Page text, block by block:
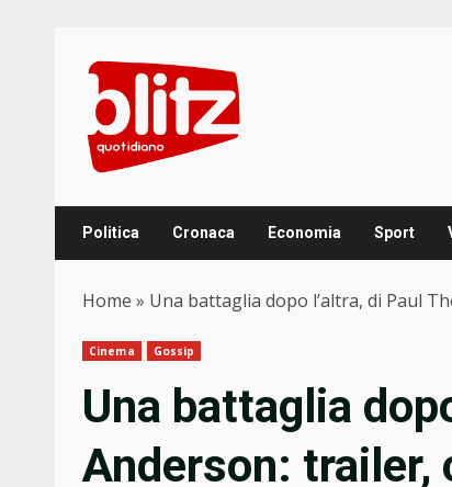
content
Politica Cronaca Economia Sport
Home » Una battaglia dopo l’altra, di Paul
Cinema Gossip
Una battaglia
Anderson: trailer,